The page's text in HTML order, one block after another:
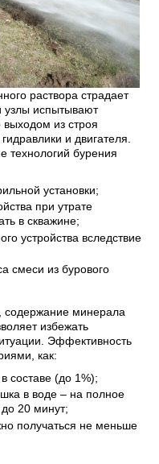
раствора страдает
узлы испытывают
выходом из строя
и двигателя.
технологий бурения
установки;
при утрате
в скважине;
устройства вследствие
смеси из бурового
содержание минерала
избежать
Эффективность
как:
составе (до 1%);
в воде – на полное
20 минут;
получаться не меньше